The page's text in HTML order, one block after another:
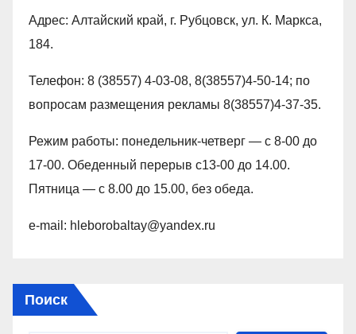
Адрес: Алтайский край, г. Рубцовск, ул. К. Маркса,
184.
Телефон: 8 (38557) 4-03-08, 8(38557)4-50-14; по
вопросам размещения рекламы 8(38557)4-37-35.
Режим работы: понедельник-четверг — с 8-00 до
17-00. Обеденный перерыв с13-00 до 14.00.
Пятница — с 8.00 до 15.00, без обеда.
e-mail: hleborobaltay@yandex.ru
Поиск